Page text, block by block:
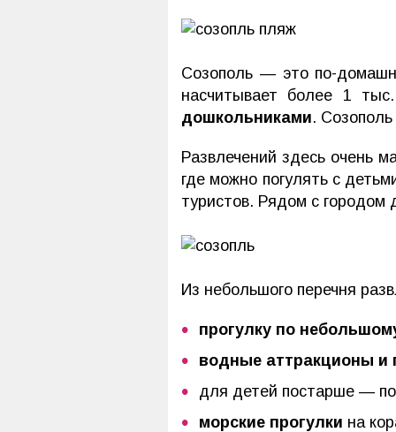
Созополь — это по-
насчитывает более 1
дошкольниками.
Развлечений здесь очень
где можно погулять с
туристов. Рядом с городом
Из небольшого перечня
прогулку по
водные аттракционы и
для детей постарше —
морские прогулки на